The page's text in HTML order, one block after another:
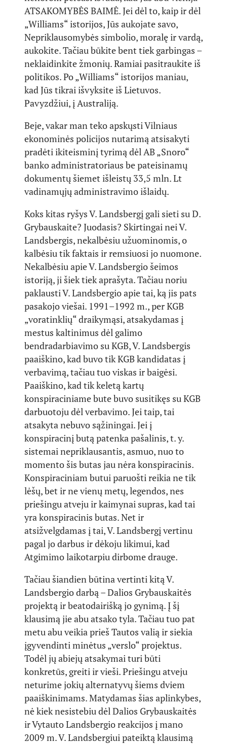
ATSAKOMYBĖS BAIMĖ. Jei dėl to, kaip ir dėl
„Williams“ istorijos, Jūs aukojate savo,
Nepriklausomybės simbolio, moralę ir vardą,
aukokite. Tačiau būkite bent tiek garbingas –
neklaidinkite žmonių. Ramiai pasitraukite iš
politikos. Po „Williams“ istorijos maniau,
kad Jūs tikrai išvyksite iš Lietuvos.
Pavyzdžiui, į Australiją.
Beje, vakar man teko apskųsti Vilniaus
ekonominės policijos nutarimą atsisakyti
pradėti ikiteisminį tyrimą dėl AB „Snoro“
banko administratoriaus be pateisinamų
dokumentų šiemet išleistų 33,5 mln. Lt
vadinamųjų administravimo išlaidų.
Koks kitas ryšys V. Landsbergį gali sieti su D.
Grybauskaite? Juodasis? Skirtingai nei V.
Landsbergis, nekalbėsiu užuominomis, o
kalbėsiu tik faktais ir remsiuosi jo nuomone.
Nekalbėsiu apie V. Landsbergio šeimos
istoriją, ji šiek tiek aprašyta. Tačiau noriu
paklausti V. Landsbergio apie tai, ką jis pats
pasakojo viešai. 1991–1992 m., per KGB
„voratinklių“ draikymąsi, atsakydamas į
mestus kaltinimus dėl galimo
bendradarbiavimo su KGB, V. Landsbergis
paaiškino, kad buvo tik KGB kandidatas į
verbavimą, tačiau tuo viskas ir baigėsi.
Paaiškino, kad tik keletą kartų
konspiraciniame bute buvo susitikęs su KGB
darbuotoju dėl verbavimo. Jei taip, tai
atsakyta nebuvo sąžiningai. Jei į
konspiracinį butą patenka pašalinis, t. y.
sistemai nepriklausantis, asmuo, nuo to
momento šis butas jau nėra konspiracinis.
Konspiraciniam butui paruošti reikia ne tik
lėšų, bet ir ne vienų metų, legendos, nes
priešingu atveju ir kaimynai supras, kad tai
yra konspiracinis butas. Net ir
atsižvelgdamas į tai, V. Landsbergį vertinu
pagal jo darbus ir dėkoju likimui, kad
Atgimimo laikotarpiu dirbome drauge.
Tačiau šiandien būtina vertinti kitą V.
Landsbergio darbą – Dalios Grybauskaitės
projektą ir beatodairišką jo gynimą. Į šį
klausimą jie abu atsako tyla. Tačiau tuo pat
metu abu veikia prieš Tautos valią ir siekia
įgyvendinti minėtus „verslo“ projektus.
Todėl jų abiejų atsakymai turi būti
konkretūs, greiti ir vieši. Priešingu atveju
neturime jokių alternatyvų šiems dviem
paaiškinimams. Matydamas šias aplinkybes,
nė kiek nesistebiu dėl Dalios Grybauskaitės
ir Vytauto Landsbergio reakcijos į mano
2009 m. V. Landsbergiui pateiktą klausimą